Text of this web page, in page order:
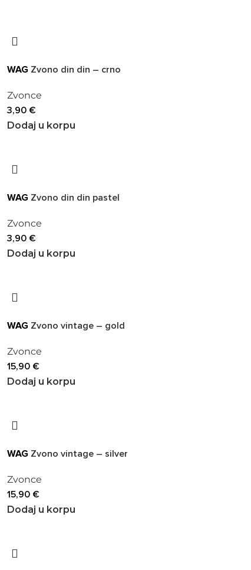
WAG Zvono din din – crno
Zvonce
3,90 €
Dodaj u korpu
WAG Zvono din din pastel
Zvonce
3,90 €
Dodaj u korpu
WAG Zvono vintage – gold
Zvonce
15,90 €
Dodaj u korpu
WAG Zvono vintage – silver
Zvonce
15,90 €
Dodaj u korpu